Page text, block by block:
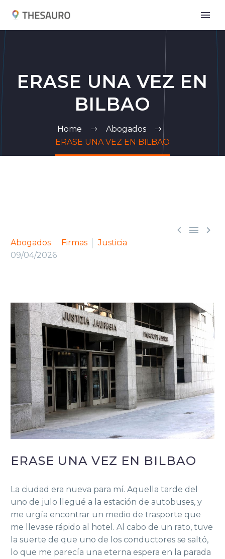
ERASE UNA VEZ EN
BILBAO
Home
Abogados
ERASE UNA VEZ EN BILBAO
  
Abogados Firmas
Justicia
09/04/2026
ERASE UNA VEZ EN BILBAO
La ciudad era nueva para mí. Aquella tarde del
uno de julo llegué a la estación de autobuses, y
me urgía encontrar un medio de trasporte que
me llevase rápido al hotel. Al cabo de un rato, tuve
la suerte de que uno de los conductores se saltó,
lo que me parecía una eterna espera en la parada